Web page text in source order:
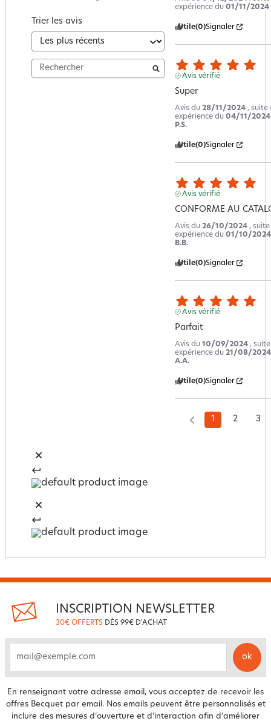
Trier les avis
expérience du 01/11/2024
Utile(0)Signaler
Avis vérifié
Super
Avis du 28/11/2024 , suite
expérience du 04/11/2024
P.S.
Utile(0)Signaler
Avis vérifié
CONFORME AU
Avis du 26/10/2024 , suite
expérience du 01/10/2024
B.B.
Utile(0)Signaler
Avis vérifié
Parfait
Avis du 10/09/2024 ,
expérience du 21/08/2024
A.A.
Utile(0)Signaler
1 2 3
INSCRIPTION NEWSLETTER
30€ OFFERTS DÈS 99€ D'ACHAT
ok
En renseignant votre adresse email, vous acceptez de recevoir les
offres Becquet par email. Nos emails peuvent être personnalisés et
inclure des mesures d’ouverture et d’interaction afin d’améliorer